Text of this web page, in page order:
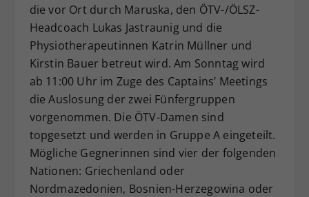
die vor Ort durch Maruska, den ÖTV-/ÖLSZ-
Headcoach Lukas Jastraunig und die
Physiotherapeutinnen Katrin Müllner und
Kirstin Bauer betreut wird. Am Sonntag wird
ab 11:00 Uhr im Zuge des Captains’ Meetings
die Auslosung der zwei Fünfergruppen
vorgenommen. Die ÖTV-Damen sind
topgesetzt und werden in Gruppe A eingeteilt.
Mögliche Gegnerinnen sind vier der folgenden
Nationen: Griechenland oder
Nordmazedonien, Bosnien-Herzegowina oder